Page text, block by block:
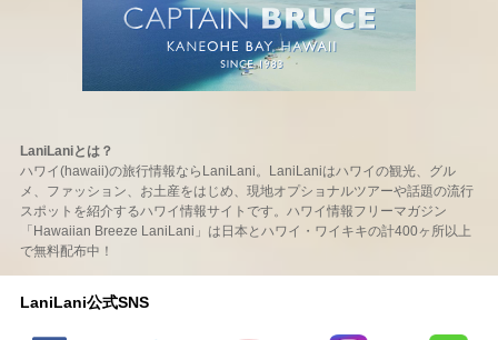
LaniLaniとは？
ハワイ(hawaii)の旅行情報ならLaniLani。LaniLaniはハワイの観光、グル
メ、ファッション、お土産をはじめ、現地オプショナルツアーや話題の流行
スポットを紹介するハワイ情報サイトです。ハワイ情報フリーマガジン
「Hawaiian Breeze LaniLani」は日本とハワイ・ワイキキの計400ヶ所以上
で無料配布中！
LaniLani公式SNS